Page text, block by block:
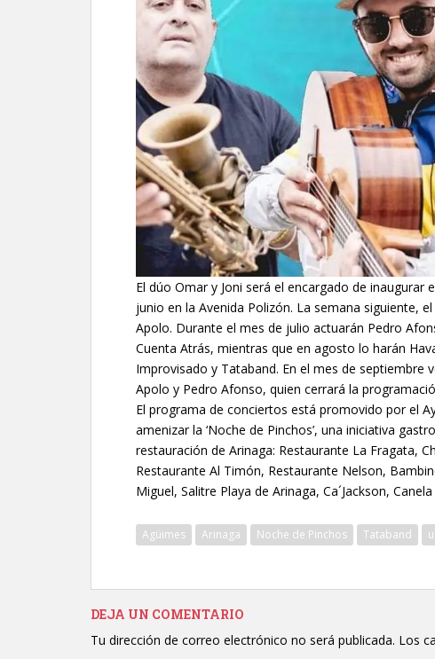
El dúo Omar y Joni será el encargado de
junio en la Avenida Polizón. La semana siguiente,
Apolo. Durante el mes de julio actuarán Pedro
Cuenta Atrás, mientras que en agosto lo harán
Improvisado y Tataband. En el mes de septiembre
Apolo y Pedro Afonso, quien cerrará la
El programa de conciertos está promovido por el
amenizar la ‘Noche de Pinchos’, una iniciativa
restauración de Arinaga: Restaurante La Fragata,
Restaurante Al Timón, Restaurante Nelson,
Miguel, Salitre Playa de Arinaga, Ca´Jackson,
Agüimes Arinaga Noche de Pinchos Tataband
DEJA UN COMENTARIO
Tu dirección de correo electrónico no será publicada. Los